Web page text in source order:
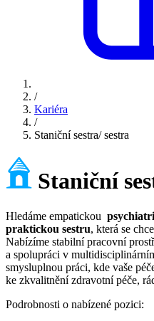
/
Kariéra
/
Staniční sestra/ sestra
Staniční
Hledáme empatickou
praktickou sestru, která se
Nabízíme stabilní pracovní
a spolupráci v
smysluplnou práci, kde vaše
ke zkvalitnění zdravotní péče,
Podrobnosti o nabízené pozici: